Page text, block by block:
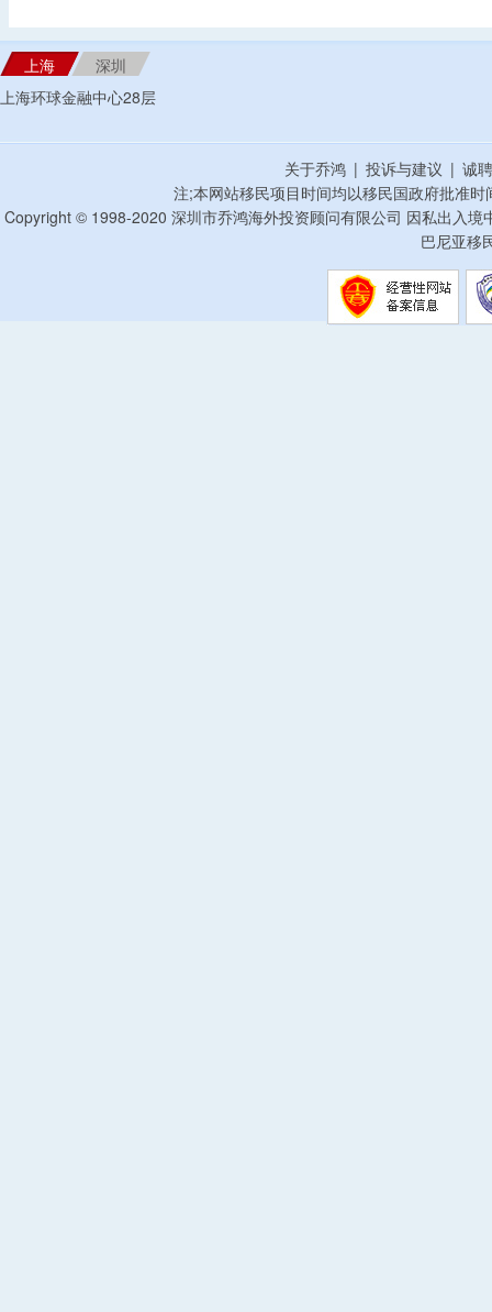
上海
深圳
上海环球金融中心28层
关于乔鸿 | 投诉与建议 | 诚
注;本网站移民项目时间均以移民国政府批准
Copyright © 1998-2020 深圳市乔鸿海外投资顾问有限公司 因私出入
巴尼亚移